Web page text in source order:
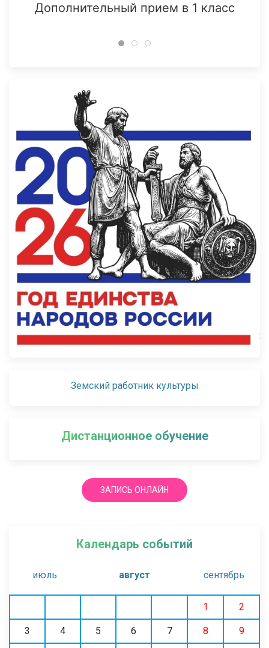
Дополнительный прием в 1 класс
Земский работник культуры
Дистанционное обучение
ЗАПИСЬ ОНЛАЙН
Календарь событий
июль август сентябрь
1 2
3 4 5 6 7 8 9